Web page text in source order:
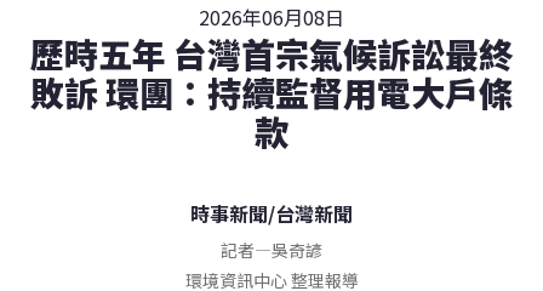
2026年06月08日
歷時五年 台灣首宗氣候訴訟最終
敗訴 環團：持續監督用電大戶條
款
時事新聞/台灣新聞
記者—吳奇諺
環境資訊中心 整理報導